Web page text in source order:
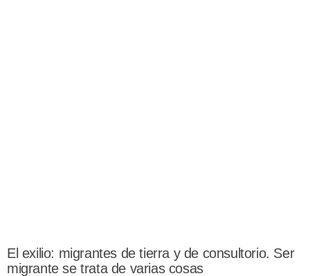
El exilio: migrantes de tierra y de consultorio. Ser
migrante se trata de varias cosas